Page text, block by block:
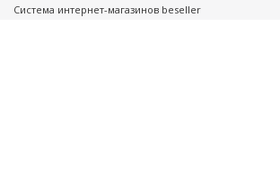
Система интернет-магазинов beseller